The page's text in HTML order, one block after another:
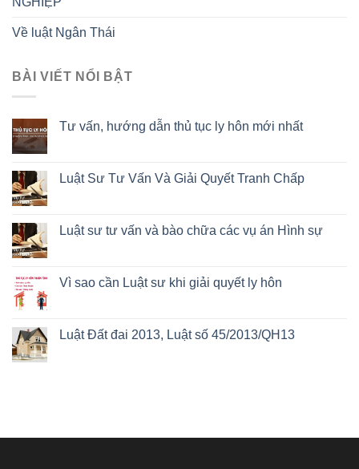
Về luật Ngân Thái
BÀI VIẾT NỔI BẬT
Tư vấn, hướng dẫn thủ tục ly hôn mới nhất
Luật Sư Tư Vấn Và Giải Quyết Tranh Chấp
Luật sư tư vấn và bào chữa các vụ án Hình sự
Vì sao cần Luật sư khi giải quyết ly hôn
Luật Đất đai 2013, Luật số 45/2013/QH13